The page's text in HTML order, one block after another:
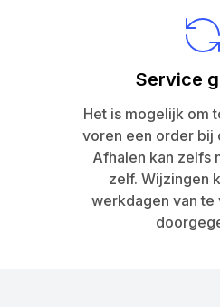
Service
Het is mogelijk om
voren een order bij
Afhalen kan zelfs
zelf. Wijzingen
werkdagen van te